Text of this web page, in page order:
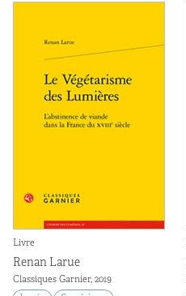
Livre
Renan Larue
Classiques Garnier, 2019